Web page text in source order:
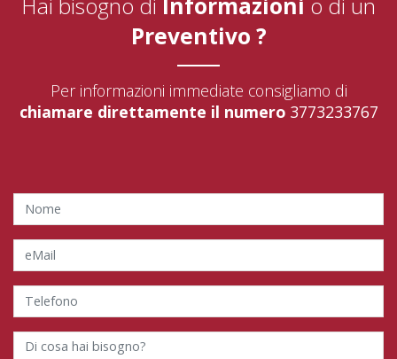
Preventivo ?
Per informazioni immediate consigliamo di
chiamare direttamente il numero 3773233767